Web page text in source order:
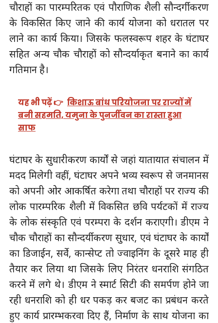
चौराहों का पारम्परितक एवं पौराणिक शैली सौन्दर्गीकरण
के विकसित किए जाने की कार्य योजना को धरातल पर
लाने का कार्य किया। जिसके फलस्वरूप शहर के घंटाघर
सहित अन्य चौक चौराहों को सौन्दर्याकृत बनाने का कार्य
गतिमान है।
यह भी पढ़ें 👉 किशाऊ बांध परियोजना पर राज्यों में
बनी सहमति, यमुना के पुनर्जीवन का रास्ता हुआ
साफ
घंटाघर के सुधारीकरण कार्यों से जहां यातायात संचालन में
मदद मिलेगी वहीं, घंटाघर अपने भव्य स्वरूप से जनमानस
को अपनी ओर आकर्षित करेगा तथा चौराहों पर राज्य की
लोक पारम्परिक शैली में विकसित छवि पर्यटकों में राज्य
के लोक संस्कृति एवं परम्परा के दर्शन कराएगी। डीएम ने
चौक चौराहों का सौन्दर्यीकरण सुधार, एवं घंटाघर के कार्यों
का डिजाईन, सर्वे, कान्सेप्ट तो ज्वाइनिंग के दूसरे माह ही
तैयार कर लिया था जिसके लिए निरंतर धनराशि संगठित
करने में लगे थे। डीएम ने स्मार्ट सिटी की समर्पण होने जा
रही धनराशि को ही धर पकड़ कर बजट का प्रबंधन करते
हुए कार्य प्रारम्भकरवा दिए हैं, निर्माण के साथ योजना का